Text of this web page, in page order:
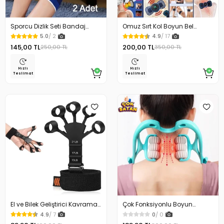
Sporcu Dizlik Seti Bandaj
Menisküs Diz Kapağı
Koruyucu Yaralanma
Bandajı
5.0/ 2
145,00 TL250,00 TL
Hızlı
Teslimat
Omuz Sırt Kol Boyun Bel
Kelebek Masaj Aleti
4.9/ 17
200,00 TL350,00 TL
Hızlı
Teslimat
El ve Bilek Geliştirici Kavrama
Güçlendirici
4.9/ 7
Çok Fonksiyonlu Boyun
Bacak Omuz Masaj Aleti
0/ 0